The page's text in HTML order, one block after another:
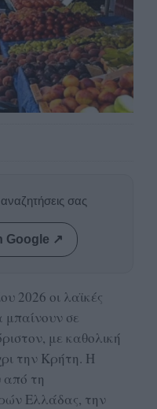
σας
Google ↗
2026 οι λαϊκές
σε
με καθολική
την Κρήτη. Η
τη
Ελλάδας, την